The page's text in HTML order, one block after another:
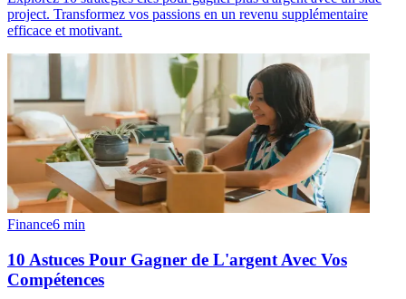
project. Transformez vos passions en un revenu supplémentaire
efficace et motivant.
Finance6 min
10 Astuces Pour Gagner de L'argent Avec Vos
Compétences